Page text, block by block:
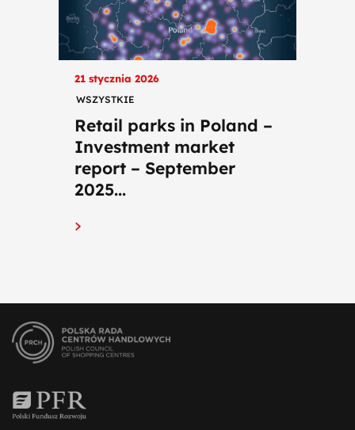
21 stycznia 2026
WSZYSTKIE
Retail parks in Poland –
Investment market
report – September
2025...